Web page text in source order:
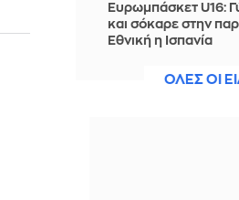
Ευρωμπάσκετ U16:
και σόκαρε στην
Εθνική η Ισπανία
ΟΛΕΣ ΟΙ